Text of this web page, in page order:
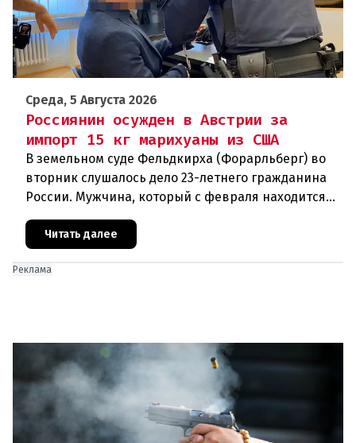
Среда, 5 Августа 2026
Россиянин осужден в Австрии за
импорт 15 кг марихуаны из США
В земельном суде Фельдкирха (Форарльберг) во
вторник слушалось дело 23-летнего гражданина
России. Мужчина, который с февраля находится
под стражей, обвинялся в том, что на протяжении
полугода организо
Читать далее
Реклама